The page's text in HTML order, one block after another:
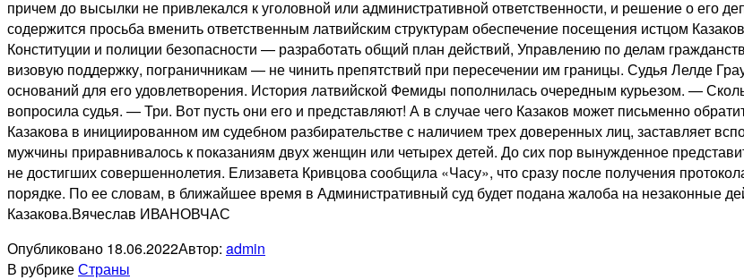
причем до высылки не привлекался к уголовной или административной ответственности, и решение о его
содержится просьба вменить ответственным латвийским структурам обеспечение посещения истцом
Конституции и полиции безопасности — разработать общий план действий, Управлению по делам
визовую поддержку, пограничникам — не чинить препятствий при пересечении им границы. Судья Лелде
оснований для его удовлетворения. История латвийской Фемиды пополнилась очередным курьезом. —
вопросила судья. — Три. Вот пусть они его и представляют! А в случае чего Казаков может письменно
Казакова в инициированном им судебном разбирательстве с наличием трех доверенных лиц, заставляет
мужчины приравнивалось к показаниям двух женщин или четырех детей. До сих пор вынужденное
не достигших совершеннолетия. Елизавета Кривцова сообщила «Часу», что сразу после получения
порядке. По ее словам, в ближайшее время в Административный суд будет подана жалоба на незаконные
Казакова.Вячеслав ИВАНОВЧАС
Опубликовано 18.06.2022Автор: admin
В рубрикеСтраны